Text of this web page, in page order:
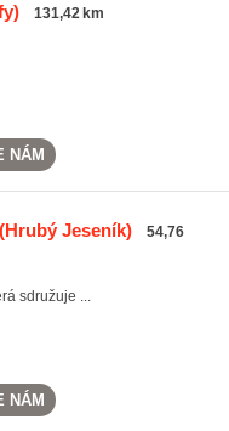
131,42 km
NÁM
Jeseník)
54,76
sdružuje ...
NÁM